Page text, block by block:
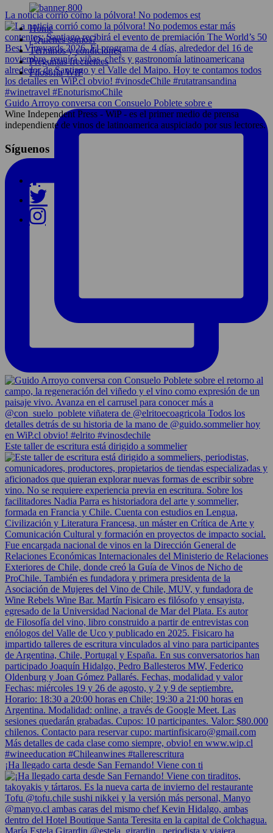
La noticia corrió como la pólvora! No podemos est
Guido Arroyo conversa con Consuelo Poblete sobre e
Este taller de escritura está dirigido a sommelier
¡Ha llegado carta desde San Fernando! Viene con ti
Home
¿Quiénes somos?
Términos y condiciones
Preguntas frecuentes
Filosofía WIP
Wine Independent Press - WiP - es el primer medio de prensa
independiente de vinos de latinoamerica auspiciado por sus lectores.
Síguenos